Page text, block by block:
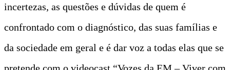
incertezas, as questões e dúvidas de quem é
confrontado com o diagnóstico, das suas famílias e
da sociedade em geral e é dar voz a todas elas que se